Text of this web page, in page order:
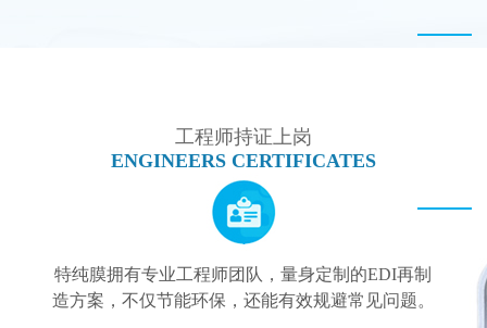
工程师持证上岗
ENGINEERS CERTIFICATES
特纯膜拥有专业工程师团队，量身定制的EDI再制
造方案，不仅节能环保，还能有效规避常见问题。